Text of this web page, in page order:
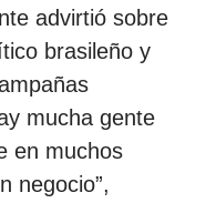
advirtió sobre
brasileño y
mucha gente
en muchos
negocio”,